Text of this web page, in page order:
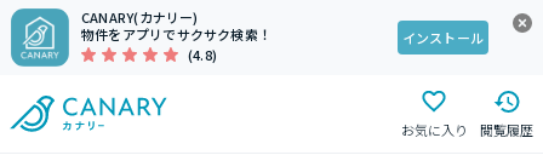
CANARY(カナリー)
物件をアプリでサクサク検索！
(4.8)
インストール
お気に入り 閲覧履歴